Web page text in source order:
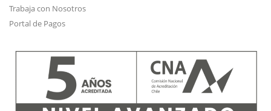
Trabaja con Nosotros
Portal de Pagos